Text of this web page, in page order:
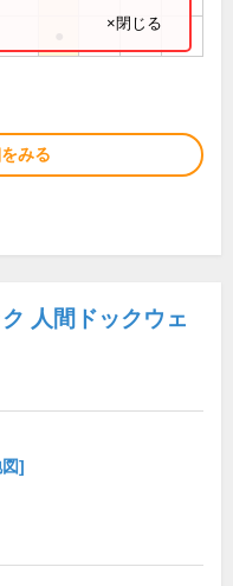
×閉じる
みる
人間ドックウェ
]